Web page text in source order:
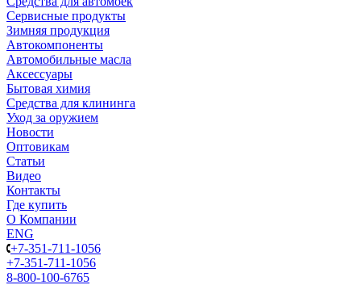
Сервисные продукты
Зимняя продукция
Автокомпоненты
Автомобильные масла
Аксессуары
Бытовая химия
Средства для клининга
Уход за оружием
Новости
Оптовикам
Статьи
Видео
Контакты
Где купить
О Компании
ENG
+7-351-711-1056
+7-351-711-1056
8-800-100-6765